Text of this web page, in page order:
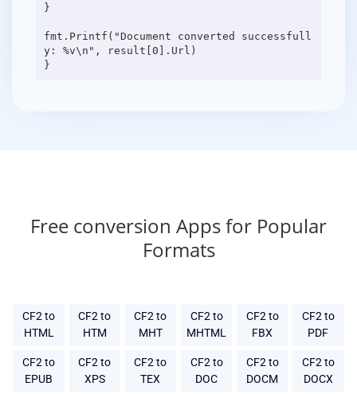
}
fmt.Printf("Document converted successfull
y: %v\n", result[0].Url)
Free conversion Apps for Popular
Formats
CF2 to
HTML
CF2 to
HTM
CF2 to
MHT
CF2 to
MHTML
CF2 to
FBX
CF2 to
PDF
CF2 to
EPUB
CF2 to
XPS
CF2 to
TEX
CF2 to
DOC
CF2 to
DOCM
CF2 to
DOCX